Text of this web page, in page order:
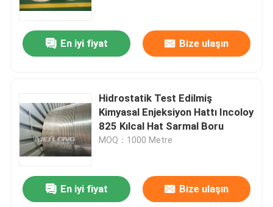
En iyi fiyat Bize ulaşın
Hidrostatik Test Edilmiş
Kimyasal Enjeksiyon Hattı Incoloy
825 Kılcal Hat Sarmal Boru
MOQ：1000 Metre
En iyi fiyat Bize ulaşın